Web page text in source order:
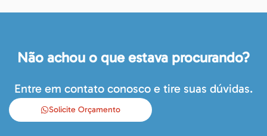
Não achou o que estava procurando?
Entre em contato conosco e tire suas dúvidas.
Solicite Orçamento